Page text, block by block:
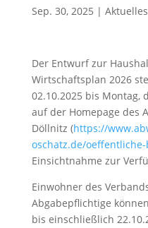
Sep. 30, 2025 |
Der Entwurf zur
Wirtschaftsplan 2026
02.10.2025 bis Montag,
auf der Homepage des
Döllnitz (https://
oschatz.de/
Einsichtnahme zur
Einwohner des
Abgabepflichtige
bis einschließlich